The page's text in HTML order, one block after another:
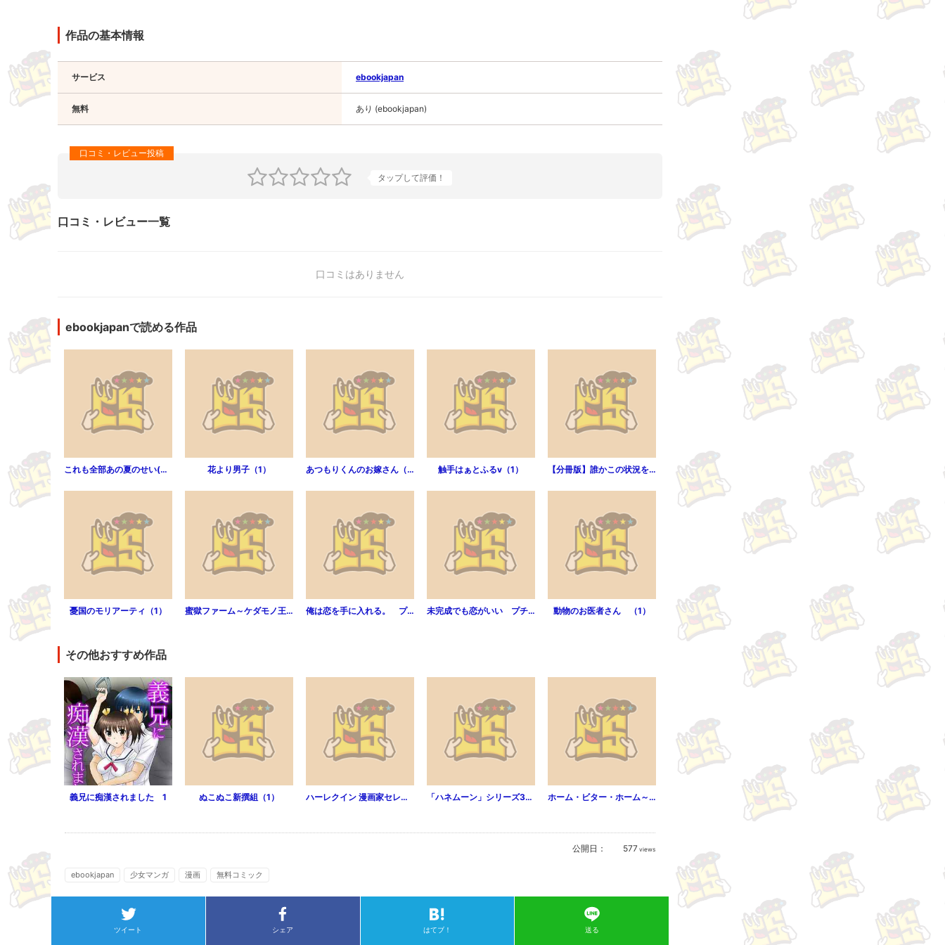
作品の基本情報
サービス ebookjapan
無料 あり (ebookjapan)
タップして評価！
口コミ・レビュー一覧
口コミはありません
ebookjapanで読める作品
これも全部あの夏のせい(フルカラー)（2） 花より男子（1） あつもりくんのお嫁さん（←未定）（1） 触手はぁとふるv（1） 【分冊版】誰かこの状況を説明してください！ ～契約から始まる...（第3話）
憂国のモリアーティ（1） 蜜獄ファーム～ケダモノ王子に狙われた処女うさぎ （1） 俺は恋を手に入れる。 プチデザ（1） 未完成でも恋がいい プチデザ（1） 動物のお医者さん （1）
その他おすすめ作品
義兄に痴漢されました 1 ぬこぬこ新撰組（1） ハーレクイン 漫画家セレクション vol.121 「ハネムーン」シリーズ3作ためし読み版【無料】 ホーム・ビター・ホーム～モラハラの家～ 分冊版 1
公開日： 577 views
ebookjapan 少女マンガ 漫画 無料コミック
ツイート シェア はてブ！ 送る